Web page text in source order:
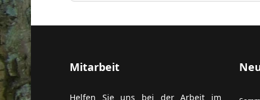
Mitarbeit
Helfen Sie uns bei der Arbeit im